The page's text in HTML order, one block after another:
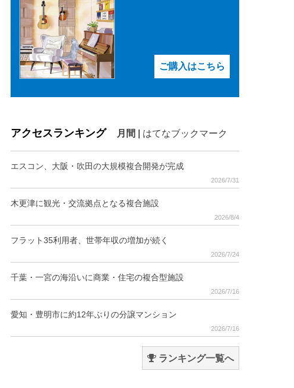
ご購入はこちら
アクセスランキング 月間 はてなブックマーク
エスコン、大阪・吹田の大規模複合開発が完成
2026/7/31
木更津に観光・交流拠点となる複合施設
2026/8/4
フラット35利用者、世帯年収の増加が続く
2026/7/24
千葉・一宮の海沿いに商業・住宅の複合型施設
2026/7/16
愛知・豊明市に約12年ぶりの分譲マンション
2026/7/16
ランキング一覧へ